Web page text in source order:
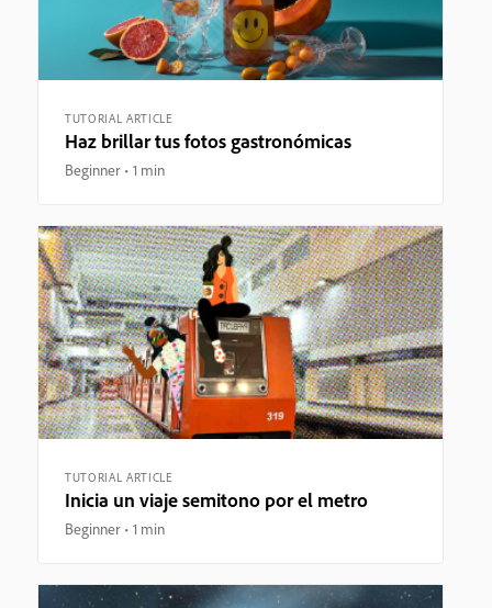
TUTORIAL ARTICLE
Haz brillar tus fotos gastronómicas
Beginner 1 min
TUTORIAL ARTICLE
Inicia un viaje semitono por el metro
Beginner 1 min